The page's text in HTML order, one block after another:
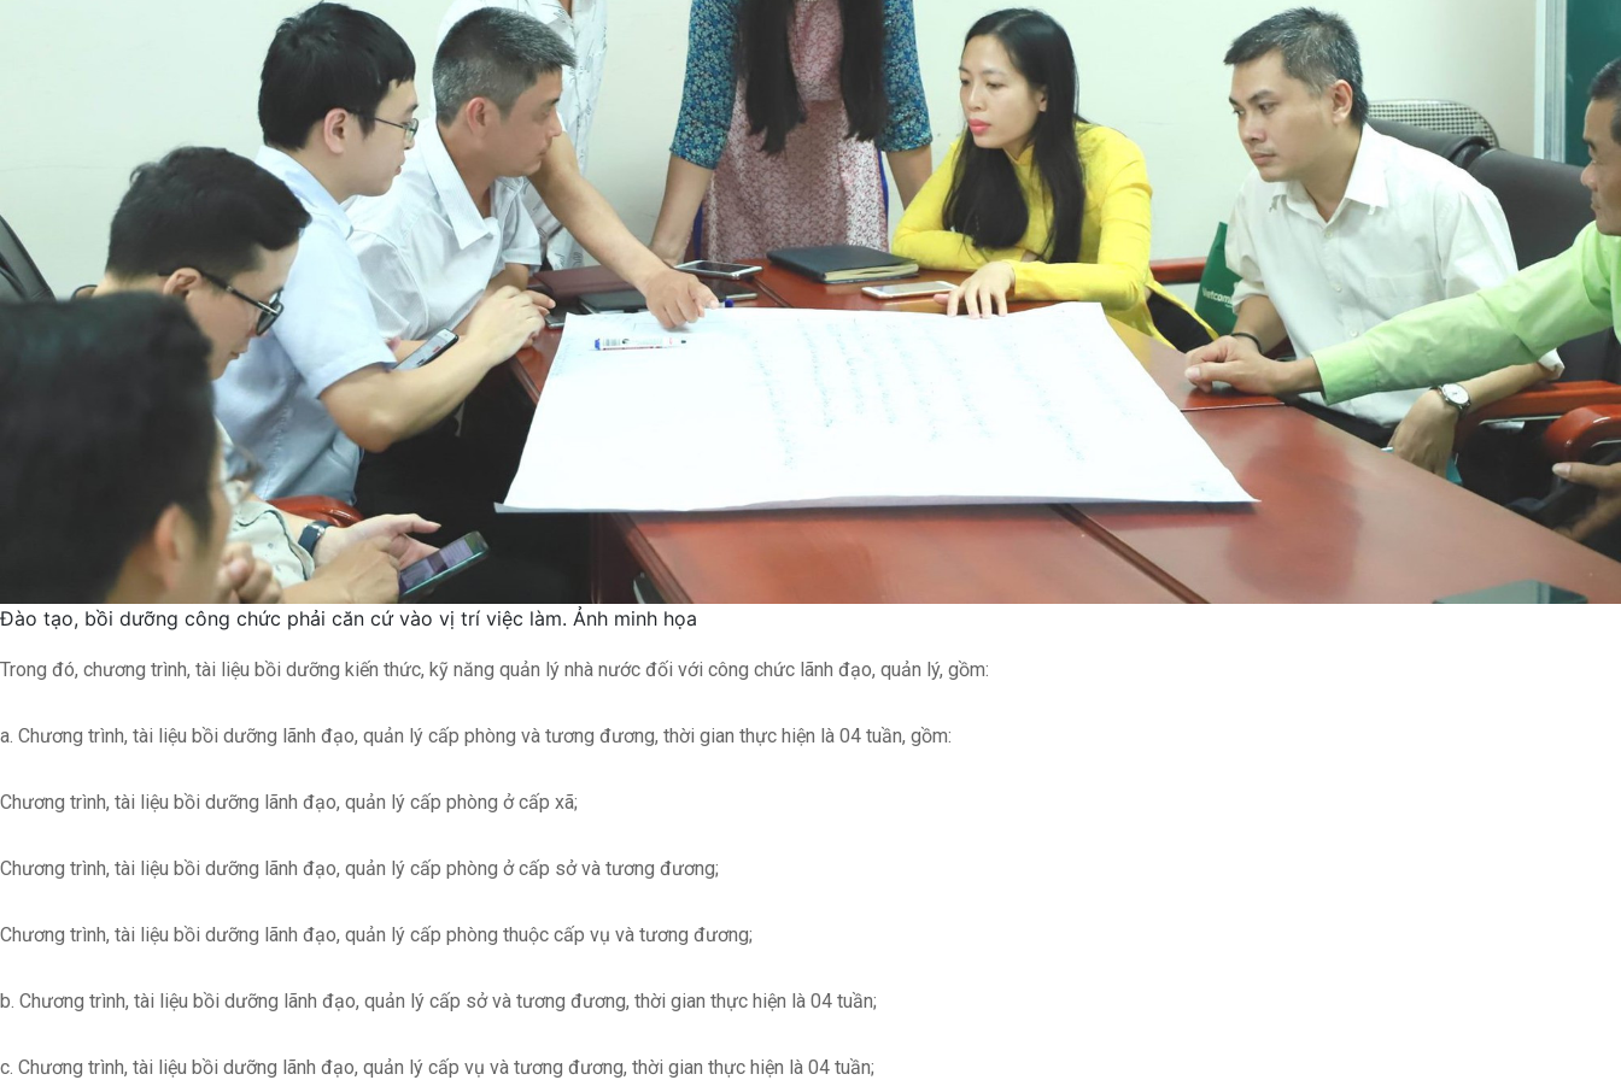
Đào tạo, bồi dưỡng công chức phải căn cứ vào vị trí việc làm. Ảnh minh họa
Trong đó, chương trình, tài liệu bồi dưỡng kiến thức, kỹ năng quản lý nhà nước đối với công chức lãnh đạo, quản lý, gồm:
a. Chương trình, tài liệu bồi dưỡng lãnh đạo, quản lý cấp phòng và tương đương, thời gian thực hiện là 04 tuần, gồm:
Chương trình, tài liệu bồi dưỡng lãnh đạo, quản lý cấp phòng ở cấp xã;
Chương trình, tài liệu bồi dưỡng lãnh đạo, quản lý cấp phòng ở cấp sở và tương đương;
Chương trình, tài liệu bồi dưỡng lãnh đạo, quản lý cấp phòng thuộc cấp vụ và tương đương;
b. Chương trình, tài liệu bồi dưỡng lãnh đạo, quản lý cấp sở và tương đương, thời gian thực hiện là 04 tuần;
c. Chương trình, tài liệu bồi dưỡng lãnh đạo, quản lý cấp vụ và tương đương, thời gian thực hiện là 04 tuần;